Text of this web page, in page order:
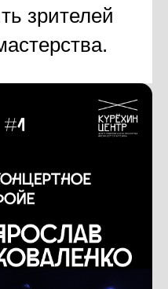
зрителей